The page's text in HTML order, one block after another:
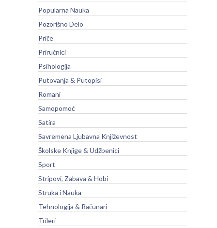
Popularna Nauka
Pozorišno Delo
Priče
Priručnici
Psihologija
Putovanja & Putopisi
Romani
Samopomoć
Satira
Savremena Ljubavna Književnost
Školske Knjige & Udžbenici
Sport
Stripovi, Zabava & Hobi
Struka i Nauka
Tehnologija & Računari
Trileri